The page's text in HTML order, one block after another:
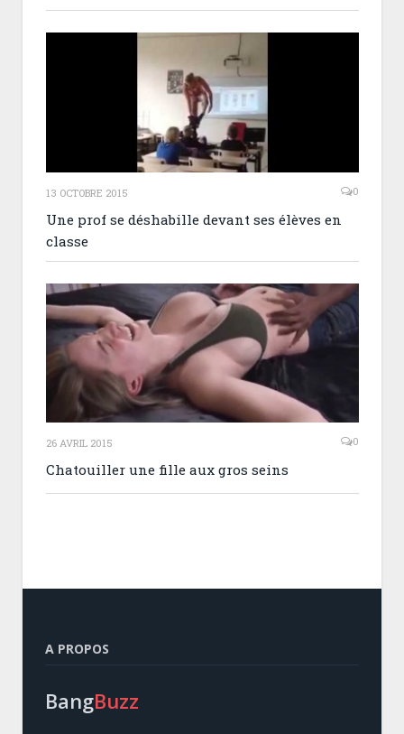
13 OCTOBRE 2015 0
Une prof se déshabille devant ses élèves en
classe
26 AVRIL 2015 0
Chatouiller une fille aux gros seins
A PROPOS
BangBuzz